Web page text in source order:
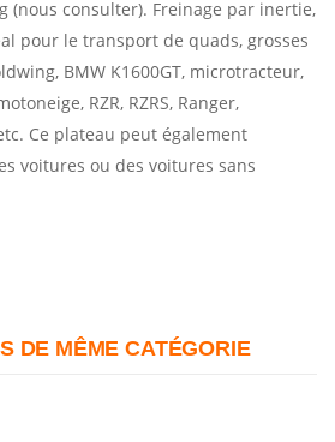
(nous consulter). Freinage par inertie,
pour le transport de quads, grosses
BMW K1600GT, microtracteur,
RZR, RZRS, Ranger,
Ce plateau peut également
voitures ou des voitures sans
DE MÊME CATÉGORIE